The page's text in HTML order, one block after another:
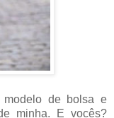
modelo de bolsa e
minha. E vocês?